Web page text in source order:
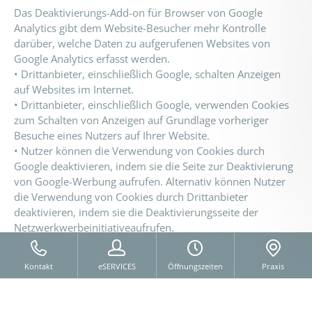
Das Deaktivierungs-Add-on für Browser von Google
Analytics gibt dem Website-Besucher mehr Kontrolle
darüber, welche Daten zu aufgerufenen Websites von
Google Analytics erfasst werden.
• Drittanbieter, einschließlich Google, schalten Anzeigen
auf Websites im Internet.
• Drittanbieter, einschließlich Google, verwenden Cookies
zum Schalten von Anzeigen auf Grundlage vorheriger
Besuche eines Nutzers auf Ihrer Website.
• Nutzer können die Verwendung von Cookies durch
Google deaktivieren, indem sie die Seite zur Deaktivierung
von Google-Werbung aufrufen. Alternativ können Nutzer
die Verwendung von Cookies durch Drittanbieter
deaktivieren, indem sie die Deaktivierungsseite der
Netzwerkwerbeinitiativeaufrufen.
ANALYSEDIENST PIWIK
Kontakt eSERVICES Öffnungszeiten Praxis